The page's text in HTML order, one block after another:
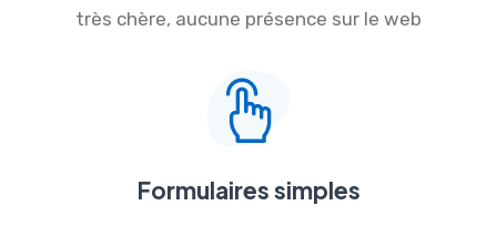
très chère, aucune présence sur le web
Formulaires simples